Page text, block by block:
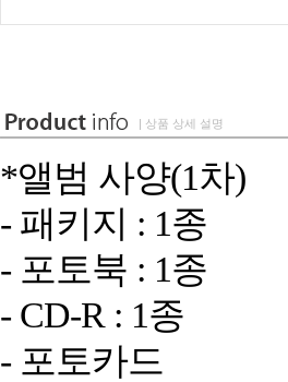
| 상품 상세 설명
*앨범 사양(1차)
- 패키지 : 1종
- 포토북 : 1종
- CD-R : 1종
- 포토카드